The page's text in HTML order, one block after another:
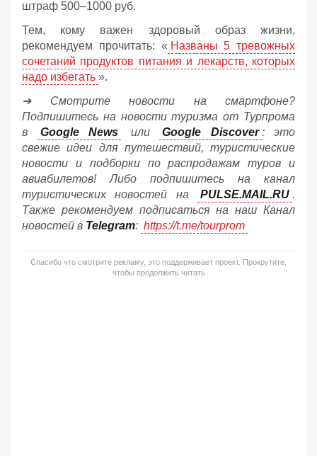
штраф 500–1000 руб.
Тем, кому важен здоровый образ жизни,
рекомендуем прочитать: « Названы 5 тревожных
сочетаний продуктов питания и лекарств, которых
надо избегать ».
➔ Смотрите новости на смартфоне?
Подпишитесь на новости туризма от Турпрома
в
Google News или Google Discover : это
свежие идеи для путешествий, туристические
новости и подборки по распродажам туров и
авиабилетов! Либо подпишитесь на канал
туристических новостей на
PULSE.MAIL.RU .
Также рекомендуем подписаться на наш Канал
новостей в Telegram: https://t.me/tourprom
Спасибо что смотрите рекламу, это поддерживает проект. Прокрутите,
чтобы продолжить читать